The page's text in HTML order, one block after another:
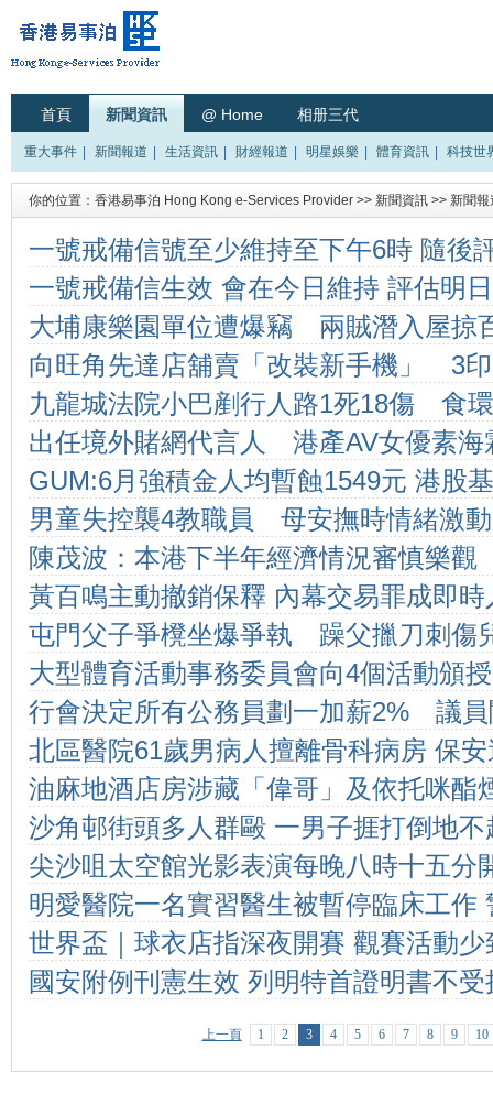
首頁 新聞資訊 @ Home 相册三代
重大事件 新聞報道 生活資訊 財經報道 明星娛樂 體育資訊 科技世
你的位置： 香港易事泊 Hong Kong e-Services Provider >> 新聞資訊 >> 新聞報
一號戒備信號至少維持至下午6時 隨後
一號戒備信生效 會在今日維持 評估明
波
大埔康樂園單位遭爆竊 兩賊潛入屋掠
片】
向旺角先達店舖賣「改裝新手機」 3
九龍城法院小巴剷行人路1死18傷 食
司機危駕被捕
出任境外賭網代言人 港產AV女優素
GUM:6月強積金人均暫蝕1549元 港股
男童失控襲4教職員 母安撫時情緒激
雙被捕
陳茂波：本港下半年經濟情況審慎樂觀
黃百鳴主動撤銷保釋 內幕交易罪成即時
屯門父子爭櫈坐爆爭執 躁父擸刀刺
大型體育活動事務委員會向4個活動頒
行會決定所有公務員劃一加薪2% 議員
留人
北區醫院61歲男病人擅離骨科病房 保
意
油麻地酒店房涉藏「偉哥」及依托咪酯
捕
沙角邨街頭多人群毆 一男子捱打倒地不
尖沙咀太空館光影表演每晚八時十五分
明愛醫院一名實習醫生被暫停臨床工作
腦跟進
世界盃｜球衣店指深夜開賽 觀賽活動
華報道)
國安附例刊憲生效 列明特首證明書不
法》生效前案件上一頁 1 2 3 4 5 6 7 8 9 10